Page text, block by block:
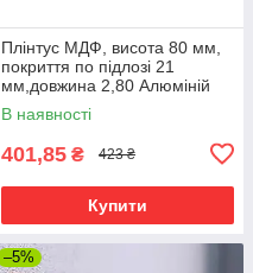
Плінтус МДФ, висота 80 мм,
покриття по підлозі 21
мм,довжина 2,80 Алюміній
В наявності
401,85 ₴ 423 ₴
Купити
–5%